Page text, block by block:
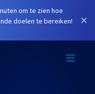
om te zien hoe
doelen te bereiken!
×